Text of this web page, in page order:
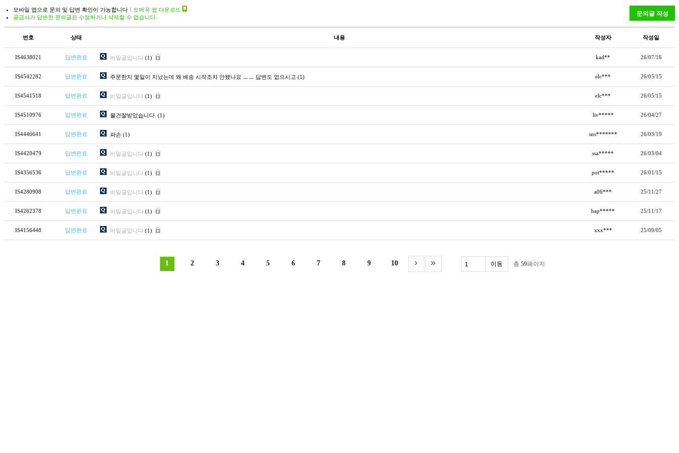
모바일 앱으로 문의 및 답변 확인이 가능합니다
도매꾹 앱 다운로드
공급사가 답변한 문의글은 수정하거나 삭제할 수 없습니다.
번호 상태 내용 작성자 작성일
IS4638021 답변완료 비밀글입니다 (1) kad** 26/07/16
IS4542282 답변완료 주문한지 몇일이 지났는데 왜 배송 시작조차 안됐나요 ㅡㅡ 답변도 없으시고 (1) elc*** 26/05/15
IS4541518 답변완료 비밀글입니다 (1) elc*** 26/05/15
IS4510976 답변완료 물건잘받았습니다. (1) liv***** 26/04/27
IS4446641 답변완료 파손 (1) sns******* 26/03/19
IS4420479 답변완료 비밀글입니다 (1) ssa***** 26/03/04
IS4356536 답변완료 비밀글입니다 (1) pot***** 26/01/15
IS4280908 답변완료 비밀글입니다 (1) a06*** 25/11/27
IS4262378 답변완료 비밀글입니다 (1) hap***** 25/11/17
IS4156448 답변완료 비밀글입니다 (1) xxx*** 25/09/05
1 2 3 4 5 6 7 8 9 10 총 59페이지